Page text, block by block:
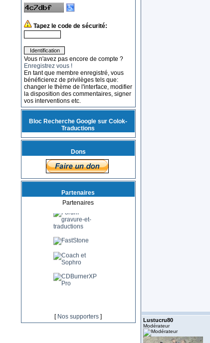
Tapez le code de sécurité:
Vous n'avez pas encore de compte ?
Enregistrez vous !
En tant que membre enregistré, vous
bénéficierez de privilèges tels que:
changer le thème de l'interface, modifier
la disposition des commentaires, signer
vos interventions etc.
Bloc Recherche Google sur Colok-
Traductions
Dons
Partenaires
Partenaires
[ Nos supporters ] Lustucru80
Modérateur